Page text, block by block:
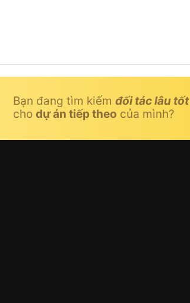
Bạn đang tìm kiếm đối tác lâu tốt
cho dự án tiếp theo của mình?